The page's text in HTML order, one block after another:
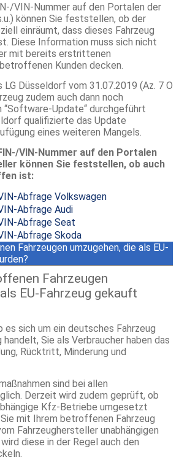
VIN-Nummer auf den Portalen der
können Sie feststellen, ob der
einräumt, dass dieses Fahrzeug
Diese Information muss sich nicht
mit bereits erstrittenen
Kunden decken.
Düsseldorf vom 31.07.2019 (Az. 7 O
zudem auch dann noch
“Software-Update“ durchgeführt
qualifizierte das Update
eines weiteren Mangels.
VIN-Nummer auf den Portalen
können Sie feststellen, ob auch
ist:
Abfrage Volkswagen
Abfrage Audi
Abfrage Seat
Abfrage Skoda
Fahrzeugen umzugehen, die als EU-
Fahrzeugen
EU-Fahrzeug gekauft
es sich um ein deutsches Fahrzeug
handelt, Sie als Verbraucher haben das
Rücktritt, Minderung und
sind bei allen
Derzeit wird zudem geprüft, ob
Kfz-Betriebe umgesetzt
mit Ihrem betroffenen Fahrzeug
Fahrzeughersteller unabhängigen
diese in der Regel auch den